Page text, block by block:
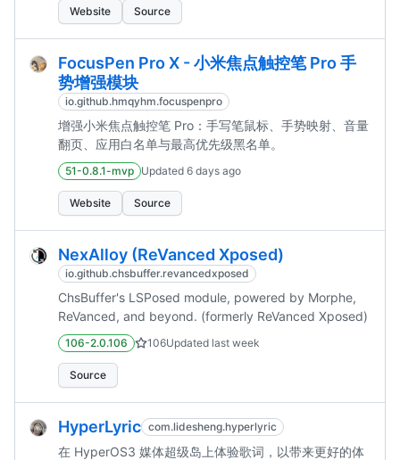
Website Source
FocusPen Pro X - 小米焦点触控笔 Pro 手
势增强模块
io.github.hmqyhm.focuspenpro
增强小米焦点触控笔 Pro：手写笔鼠标、手势映射、音量
翻页、应用白名单与最高优先级黑名单。
51-0.8.1-mvp Updated 6 days ago
Website Source
NexAlloy (ReVanced Xposed)
io.github.chsbuffer.revancedxposed
ChsBuffer's LSPosed module, powered by Morphe,
ReVanced, and beyond. (formerly ReVanced Xposed)
106-2.0.106 106Updated last week
Source
HyperLyric com.lidesheng.hyperlyric
在 HyperOS3 媒体超级岛上体验歌词，以带来更好的体